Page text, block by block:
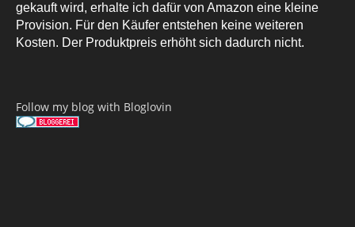
gekauft wird, erhalte ich dafür von Amazon eine kleine
Provision. Für den Käufer entstehen keine weiteren
Kosten. Der Produktpreis erhöht sich dadurch nicht.
Follow my blog with Bloglovin